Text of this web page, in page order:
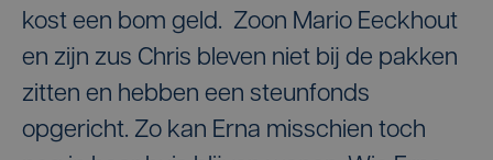
kost een bom geld. Zoon Mario Eeckhout
en zijn zus Chris bleven niet bij de pakken
zitten en hebben een steunfonds
opgericht. Zo kan Erna misschien toch